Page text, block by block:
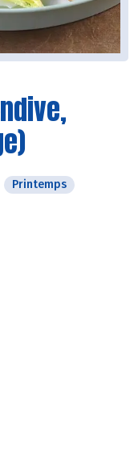
Printemps